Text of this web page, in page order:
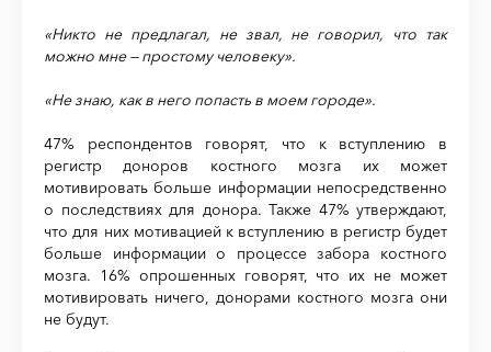
«Никто не предлагал, не звал, не говорил, что так
можно мне — простому человеку».
«Не знаю, как в него попасть в моем городе».
47% респондентов говорят, что к вступлению в
регистр доноров костного мозга их может
мотивировать больше информации непосредственно
о последствиях для донора. Также 47% утверждают,
что для них мотивацией к вступлению в регистр будет
больше информации о процессе забора костного
мозга. 16% опрошенных говорят, что их не может
мотивировать ничего, донорами костного мозга они
не будут.